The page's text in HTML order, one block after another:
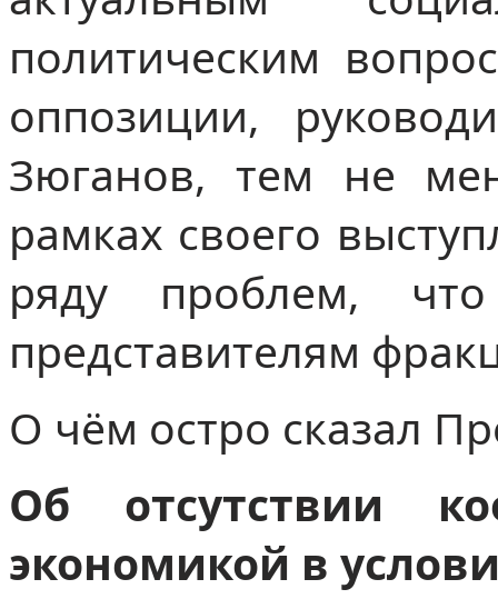
политическим
оппозиции,
Зюганов, тем не
рамках своего
ряду проблем,
представителям
О чём остро сказал
Об отсутствии
экономикой в